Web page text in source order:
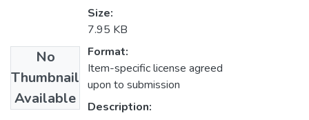
No
Thumbnail
Available
Size:
7.95 KB
Format:
Item-specific license agreed
upon to submission
Description: